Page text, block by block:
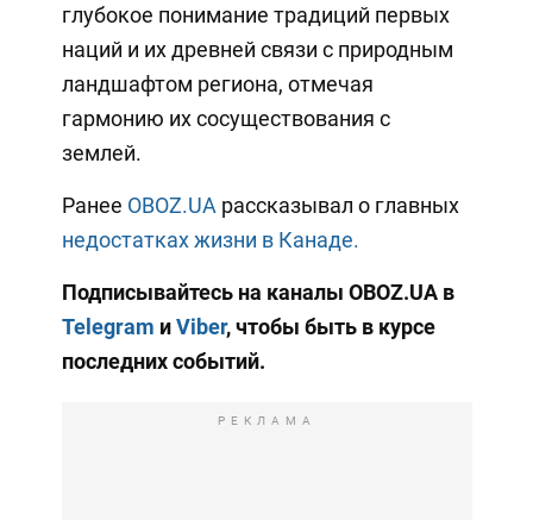
глубокое понимание традиций первых
наций и их древней связи с природным
ландшафтом региона, отмечая
гармонию их сосуществования с
землей.
Ранее OBOZ.UA рассказывал о главных
недостатках жизни в Канаде.
Подписывайтесь на каналы OBOZ.UA в
Telegram иViber, чтобы быть в курсе
последних событий.
РЕКЛАМА